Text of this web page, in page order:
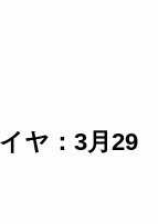
ヤ：3月29